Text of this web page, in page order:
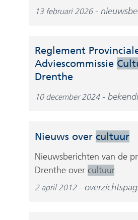
13 februari 2026
Reglement
Adviescommissie
Drenthe(
e
i
j
s
n
10 december 2024
Nieuws over cultuur
Nieuwsberichten van de
Drenthe over cultuur.
2 april 2012